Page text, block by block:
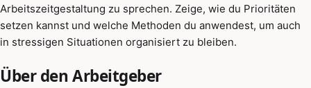
Arbeitszeitgestaltung zu sprechen. Zeige, wie du Prioritäten
setzen kannst und welche Methoden du anwendest, um auch
in stressigen Situationen organisiert zu bleiben.
Über den Arbeitgeber